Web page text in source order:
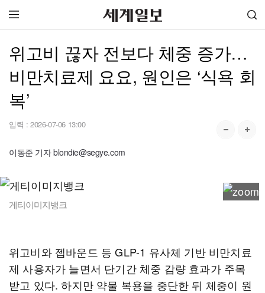
위고비 끊자 전보다 체중 증가…
비만치료제 요요, 원인은 ‘식욕 회
복’
입력 : 2026-07-06 13:00
이동준 기자 blondie@segye.com
게티이미지뱅크
위고비와 젭바운드 등 GLP-1 유사체 기반 비만치료
제 사용자가 늘면서 단기간 체중 감량 효과가 주목
받고 있다. 하지만 약물 복용을 중단한 뒤 체중이 원